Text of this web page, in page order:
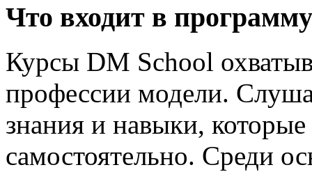
Что входит в
Курсы DM School
профессии модели.
знания и навыки,
самостоятельно. Среди